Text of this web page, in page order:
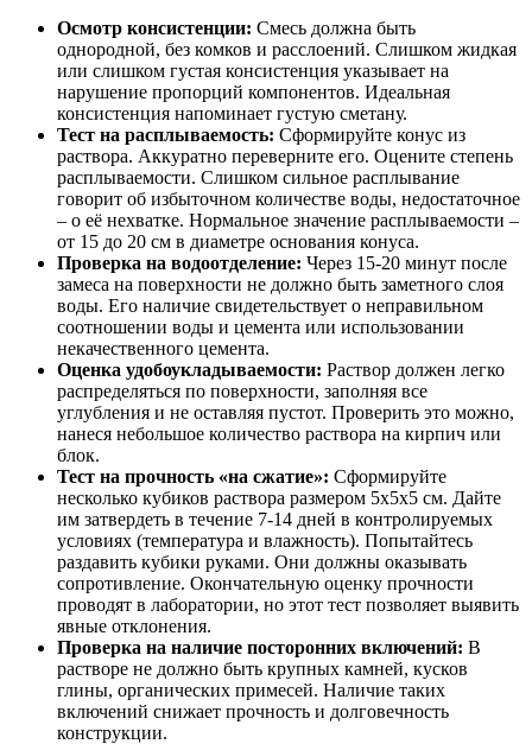
Осмотр консистенции: Смесь должна быть
однородной, без комков и расслоений. Слишком жидкая
или слишком густая консистенция указывает на
нарушение пропорций компонентов. Идеальная
консистенция напоминает густую сметану.
Тест на расплываемость: Сформируйте конус из
раствора. Аккуратно переверните его. Оцените степень
расплываемости. Слишком сильное расплывание
говорит об избыточном количестве воды, недостаточное
– о её нехватке. Нормальное значение расплываемости –
от 15 до 20 см в диаметре основания конуса.
Проверка на водоотделение: Через 15-20 минут после
замеса на поверхности не должно быть заметного слоя
воды. Его наличие свидетельствует о неправильном
соотношении воды и цемента или использовании
некачественного цемента.
Оценка удобоукладываемости: Раствор должен легко
распределяться по поверхности, заполняя все
углубления и не оставляя пустот. Проверить это можно,
нанеся небольшое количество раствора на кирпич или
блок.
Тест на прочность «на сжатие»: Сформируйте
несколько кубиков раствора размером 5x5x5 см. Дайте
им затвердеть в течение 7-14 дней в контролируемых
условиях (температура и влажность). Попытайтесь
раздавить кубики руками. Они должны оказывать
сопротивление. Окончательную оценку прочности
проводят в лаборатории, но этот тест позволяет выявить
явные отклонения.
Проверка на наличие посторонних включений: В
растворе не должно быть крупных камней, кусков
глины, органических примесей. Наличие таких
включений снижает прочность и долговечность
конструкции.